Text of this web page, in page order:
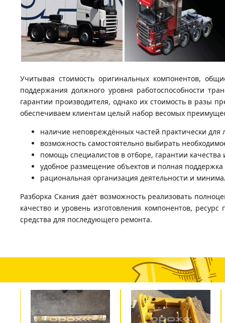
Учитывая стоимость оригинальных компонентов,
поддержания должного уровня работоспособности
гарантии производителя, однако их стоимость в разы
обеспечиваем клиентам целый набор весомых
наличие неповреждённых частей практически для
возможность самостоятельно выбирать
помощь специалистов в отборе, гарантии качества
удобное размещение объектов и полная поддержка
рациональная организация деятельности и
Разборка Скания даёт возможность реализовать
качество и уровень изготовления компонентов,
средства для последующего ремонта.